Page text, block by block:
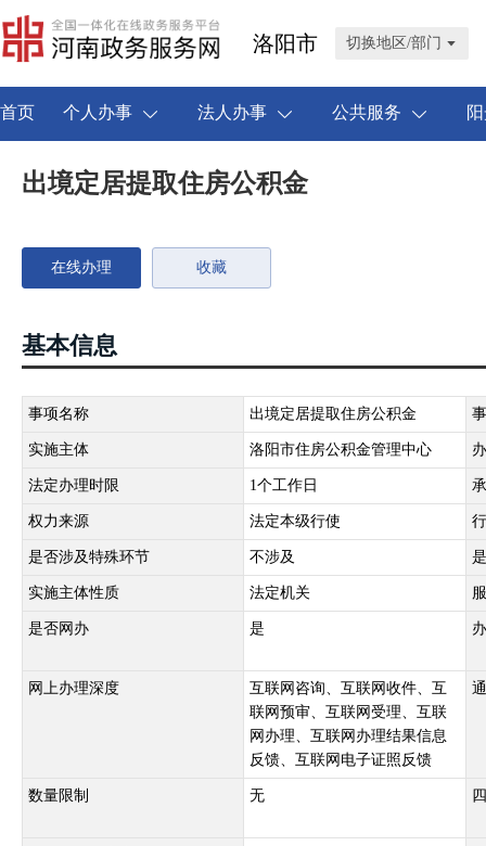
洛阳市 切换地区/部门
首页 个人办事 法人办事 公共服务
出境定居提取住房公积金
在线办理 收藏
基本信息
事项名称 出境定居提取住房公积金
实施主体 洛阳市住房公积金管理中心
法定办理时限 1个工作日
权力来源 法定本级行使
是否涉及特殊环节 不涉及
实施主体性质 法定机关
是否网办 是
网上办理深度
互联网咨询、互联网收件、互
联网预审、互联网受理、互联
网办理、互联网办理结果信息
反馈、互联网电子证照反馈
数量限制 无